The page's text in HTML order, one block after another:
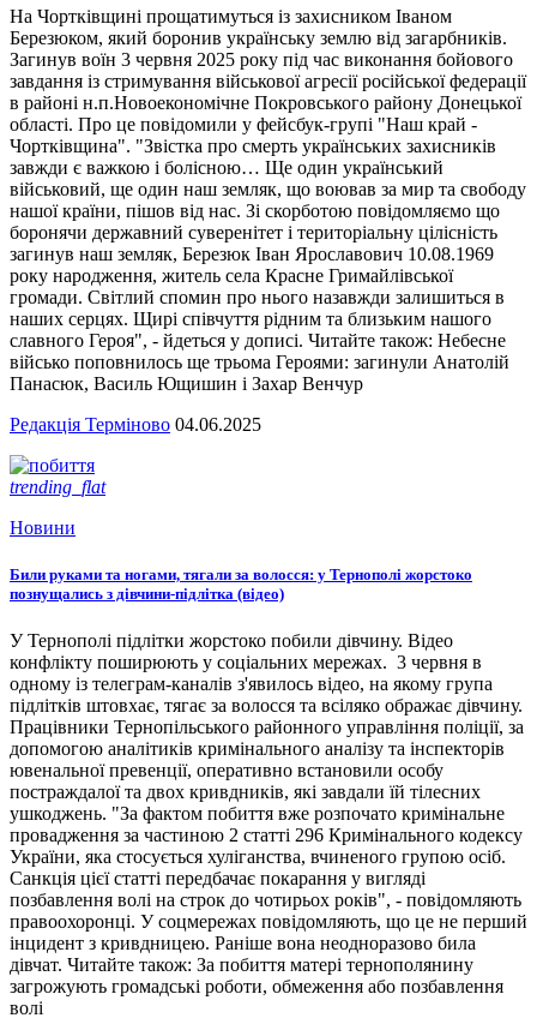
На Чортківщині прощатимуться із захисником Іваном
Березюком, який боронив українську землю від загарбників.
Загинув воїн 3 червня 2025 року під час виконання бойового
завдання із стримування військової агресії російської федерації
в районі н.п.Новоекономічне Покровського району Донецької
області. Про це повідомили у фейсбук-групі "Наш край -
Чортківщина". "Звістка про смерть українських захисників
завжди є важкою і болісною… Ще один український
військовий, ще один наш земляк, що воював за мир та свободу
нашої країни, пішов від нас. Зі скорботою повідомляємо що
боронячи державний суверенітет і територіальну цілісність
загинув наш земляк, Березюк Іван Ярославович 10.08.1969
року народження, житель села Красне Гримайлівської
громади. Світлий спомин про нього назавжди залишиться в
наших серцях. Щирі співчуття рідним та близьким нашого
славного Героя", - йдеться у дописі. Читайте також: Небесне
військо поповнилось ще трьома Героями: загинули Анатолій
Панасюк, Василь Ющишин і Захар Венчур
Редакція Терміново 04.06.2025
trending_flat
Новини
Били руками та ногами, тягали за волосся: у Тернополі жорстоко
познущались з дівчини-підлітка (відео)
У Тернополі підлітки жорстоко побили дівчину. Відео
конфлікту поширюють у соціальних мережах. 3 червня в
одному із телеграм-каналів з'явилось відео, на якому група
підлітків штовхає, тягає за волосся та всіляко ображає дівчину.
Працівники Тернопільського районного управління поліції, за
допомогою аналітиків кримінального аналізу та інспекторів
ювенальної превенції, оперативно встановили особу
постраждалої та двох кривдників, які завдали їй тілесних
ушкоджень. "За фактом побиття вже розпочато кримінальне
провадження за частиною 2 статті 296 Кримінального кодексу
України, яка стосується хуліганства, вчиненого групою осіб.
Санкція цієї статті передбачає покарання у вигляді
позбавлення волі на строк до чотирьох років", - повідомляють
правоохоронці. У соцмережах повідомляють, що це не перший
інцидент з кривдницею. Раніше вона неодноразово била
дівчат. Читайте також: За побиття матері тернополянину
загрожують громадські роботи, обмеження або позбавлення
волі